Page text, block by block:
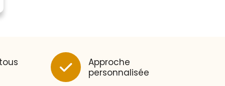
Approche
personnalisée